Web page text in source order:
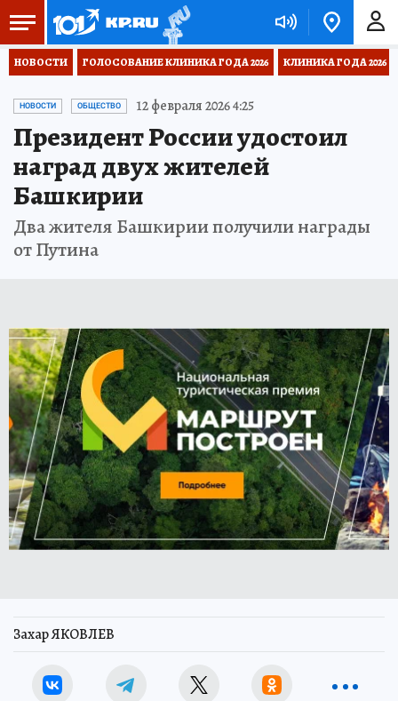
НОВОСТИ ГОЛОСОВАНИЕ КЛИНИКА ГОДА 2026 КЛИНИКА ГОДА 2026
НОВОСТИ ОБЩЕСТВО 12 февраля 2026 4:25
Президент России удостоил
наград двух жителей
Башкирии
Два жителя Башкирии получили награды
от Путина
Захар ЯКОВЛЕВ